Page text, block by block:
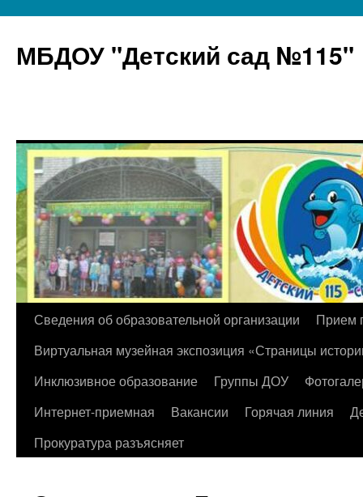
МБДОУ "Детский сад №115"
Перейти
содержимому
Сведения об образовательной организации
Прием
Виртуальная музейная экспозиция «Страницы
Инклюзивное образование
Группы ДОУ
Интернет-приемная
Вакансии Горячая линия
Прокуратура разъясняет